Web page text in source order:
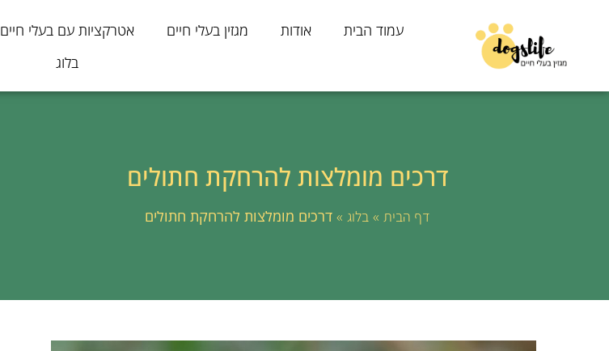
עמוד הבית אודות מגזין בעלי חיים אטרקציות עם בעלי חיים
בלוג
דרכים מומלצות להרחקת חתולים
דף הבית » בלוג » דרכים מומלצות להרחקת חתולים